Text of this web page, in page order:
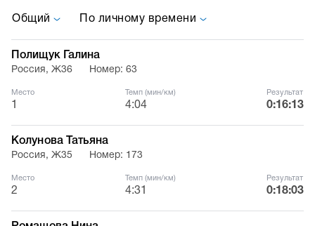
Общий По личному времени
Полищук Галина
Россия, Ж36 Номер: 63
Место Темп (мин/км)
4:04
Результат
0:16:13
Колунова Татьяна
Россия, Ж35 Номер: 173
Место
2
Темп (мин/км)
4:31
Результат
0:18:03